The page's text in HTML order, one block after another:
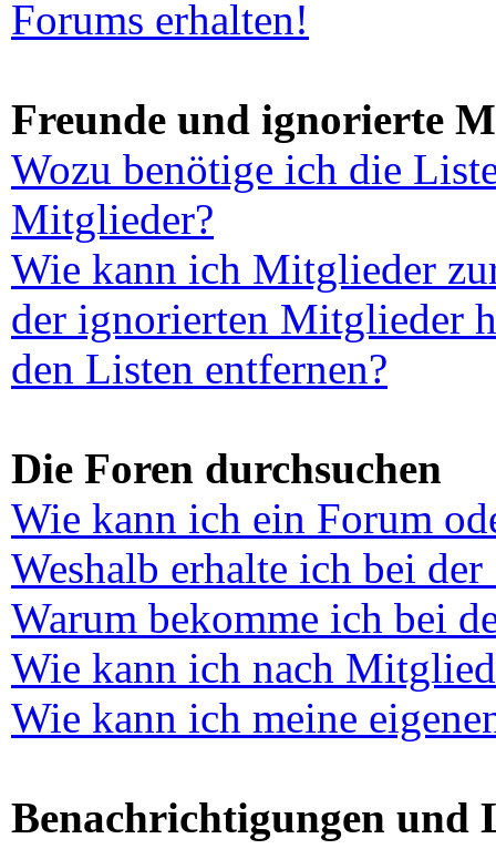
Forums erhalten!
Freunde und ignorierte
Wozu benötige ich die
Mitglieder?
Wie kann ich Mitglieder
der ignorierten Mitglieder
den Listen entfernen?
Die Foren durchsuchen
Wie kann ich ein Forum
Weshalb erhalte ich bei
Warum bekomme ich bei
Wie kann ich nach
Wie kann ich meine
Benachrichtigungen und